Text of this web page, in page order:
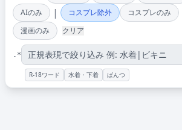
AIのみ
| コスプレ除外 コスプレのみ
漫画のみ
クリア
.*
R-18ワード 水着・下着 ぱんつ